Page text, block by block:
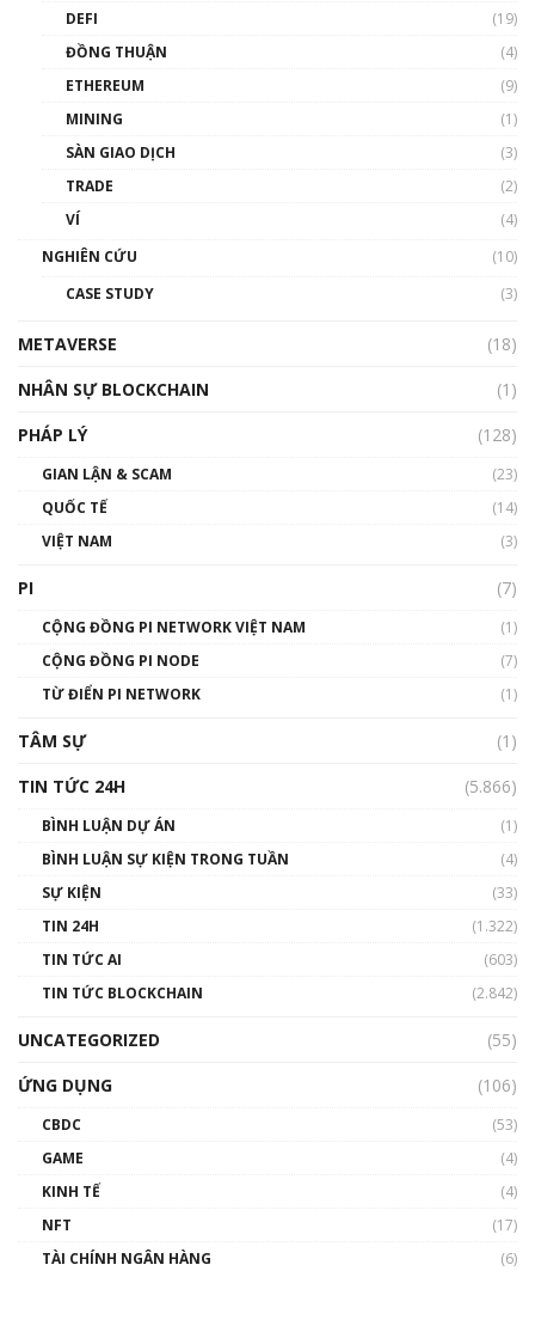
Phổ cập Blockchain
thống & Crypto qua các cuộc chiến | Phổ cập
01:32:59
gió ấm
Talkshow 14: MemeCoin – Trò đùa tỷ đô
01:29:26
DEFI
(19)
ĐỒNG THUẬN
(4)
ETHEREUM
(9)
MINING
(1)
SÀN GIAO DỊCH
(3)
TRADE
(2)
VÍ
(4)
NGHIÊN CỨU
(10)
CASE STUDY
(3)
METAVERSE
(18)
NHÂN SỰ BLOCKCHAIN
(1)
PHÁP LÝ
(128)
GIAN LẬN & SCAM
(23)
QUỐC TẾ
(14)
VIỆT NAM
(3)
PI (7)
CỘNG ĐỒNG PI NETWORK VIỆT NAM
(1)
CỘNG ĐỒNG PI NODE
(7)
TỪ ĐIỂN PI NETWORK
(1)
TÂM SỰ
(1)
TIN TỨC 24H
(5.866)
BÌNH LUẬN DỰ ÁN
(1)
BÌNH LUẬN SỰ KIỆN TRONG TUẦN
(4)
SỰ KIỆN
(33)
TIN 24H
(1.322)
TIN TỨC AI
(603)
TIN TỨC BLOCKCHAIN
(2.842)
UNCATEGORIZED
(55)
ỨNG DỤNG
(106)
CBDC
(53)
GAME
(4)
KINH TẾ
(4)
NFT
(17)
TÀI CHÍNH NGÂN HÀNG
(6)